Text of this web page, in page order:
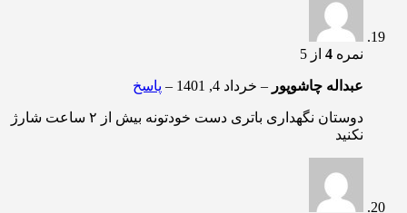
نمره 4 از 5
عبداله چاشوپور – خرداد 4, 1401 – پاسخ
دوستان نگهداری باتری دست خودتونه بیش از ۲ ساعت شارژ
نکنید